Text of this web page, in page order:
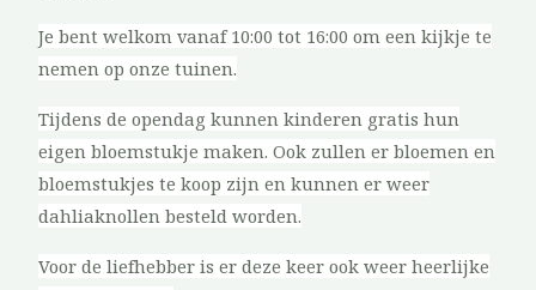
Je bent welkom vanaf 10:00 tot 16:00 om een kijkje te
nemen op onze tuinen.
Tijdens de opendag kunnen kinderen gratis hun
eigen bloemstukje maken. Ook zullen er bloemen en
bloemstukjes te koop zijnen kunnen er weer
dahliaknollen besteld worden.
Voor de liefhebber is er deze keer ook weer heerlijke